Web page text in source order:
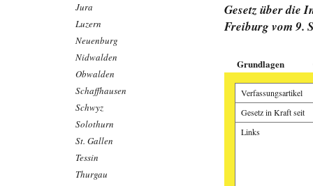
Jura
Luzern
Neuenburg
Nidwalden
Obwalden
Schaffhausen
Schwyz
Solothurn
St. Gallen
Tessin
Thurgau
Gesetz über die
Freiburg vom 9.
Grundlagen
Verfassungsartikel
Gesetz in Kraft seit
Links